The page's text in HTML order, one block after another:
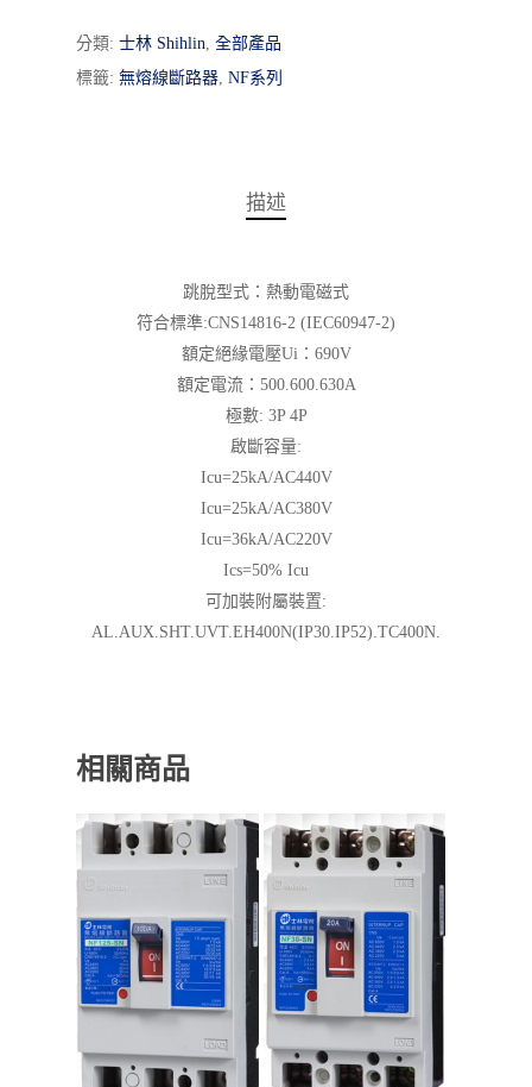
分類: 士林 Shihlin, 全部產品
標籤: 無熔線斷路器, NF系列
描述
跳脫型式：熱動電磁式
符合標準:CNS14816-2 (IEC60947-2)
額定絕緣電壓Ui：690V
額定電流：500.600.630A
極數: 3P 4P
啟斷容量:
Icu=25kA/AC440V
Icu=25kA/AC380V
Icu=36kA/AC220V
Ics=50% Icu
可加裝附屬裝置:
AL.AUX.SHT.UVT.EH400N(IP30.IP52).TC400N.
相關商品